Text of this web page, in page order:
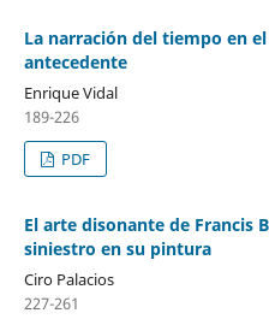
La narración del tiempo en
antecedente
Enrique Vidal
189-226
PDF
El arte disonante de Francis
siniestro en su pintura
Ciro Palacios
227-261